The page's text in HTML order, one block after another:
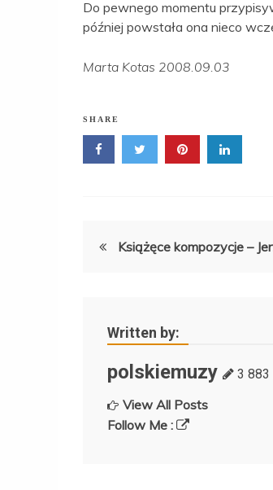
Do pewnego momentu
później powstała ona nieco
Marta Kotas 2008.09.03
SHARE
Nawigacja
Książęce kompozycje –
Written by:
polskiemuzy 3
View All Posts
Follow Me :